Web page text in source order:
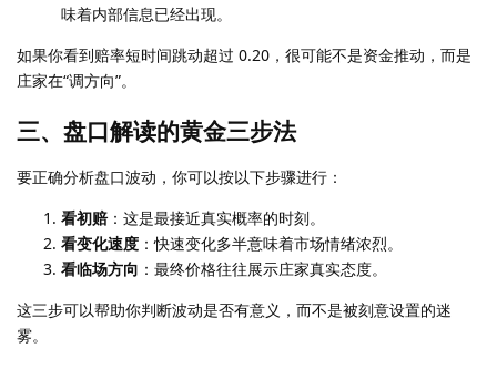
味着内部信息已经出现。
如果你看到赔率短时间跳动超过 0.20，很可能不是资金推动，而是
庄家在“调方向”。
三、盘口解读的黄金三步法
要正确分析盘口波动，你可以按以下步骤进行：
看初赔：这是最接近真实概率的时刻。
看变化速度 ：快速变化多半意味着市场情绪浓烈。
看临场方向 ：最终价格往往展示庄家真实态度。
这三步可以帮助你判断波动是否有意义，而不是被刻意设置的迷
雾。